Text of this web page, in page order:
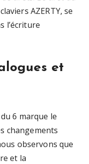
AZERTY, se
l’écriture
et
6 marque le
changements
observons que
et la